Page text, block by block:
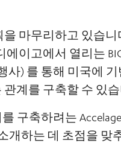
마무리하고 있습니
이고에서 열리는
사) 를 통해 미국에
관계를 구축할 수 있
구축하려는
개하는 데 초점을 맞